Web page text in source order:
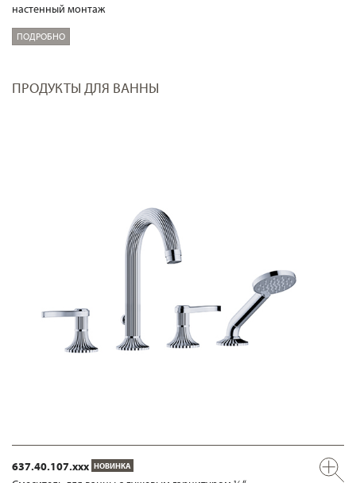
настенный монтаж
ПОДРОБНО
ПРОДУКТЫ ДЛЯ ВАННЫ
637.40.107.xxx НОВИНКА